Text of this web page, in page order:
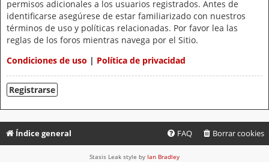
permisos adicionales a los usuarios registrados. Antes de
identificarse asegúrese de estar familiarizado con nuestros
términos de uso y políticas relacionadas. Por favor lea las
reglas de los foros mientras navega por el Sitio.
Condiciones de uso | Política de privacidad
Registrarse
Índice general Borrar cookies
FAQ
Stasis Leak style by Ian Bradley